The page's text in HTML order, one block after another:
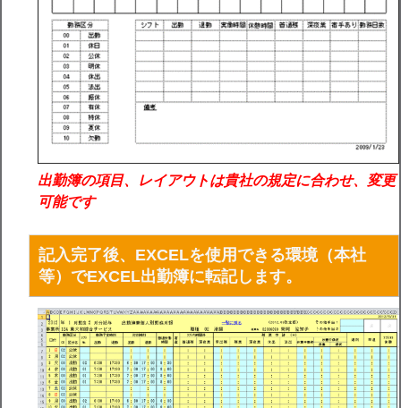
出勤簿の項目、レイアウトは貴社の規定に合わせ、変更
可能です
記入完了後、EXCELを使用できる環境（本社
等）でEXCEL出勤簿に転記します。